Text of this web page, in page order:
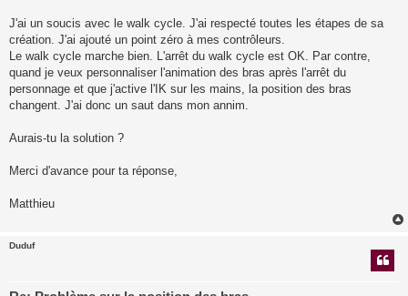
J'ai un soucis avec le walk cycle. J'ai respecté toutes les étapes de sa
création. J'ai ajouté un point zéro à mes contrôleurs.
Le walk cycle marche bien. L'arrêt du walk cycle est OK. Par contre,
quand je veux personnaliser l'animation des bras après l'arrêt du
personnage et que j'active l'IK sur les mains, la position des bras
changent. J'ai donc un saut dans mon annim.
Aurais-tu la solution ?
Merci d'avance pour ta réponse,
Matthieu
Duduf